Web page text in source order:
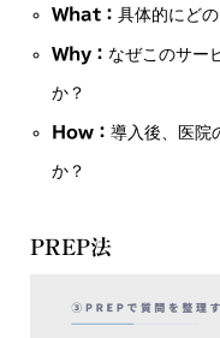
What：具体的にど
Why： なぜこのサー
か？
How：導入後、医院
か？
PREP法